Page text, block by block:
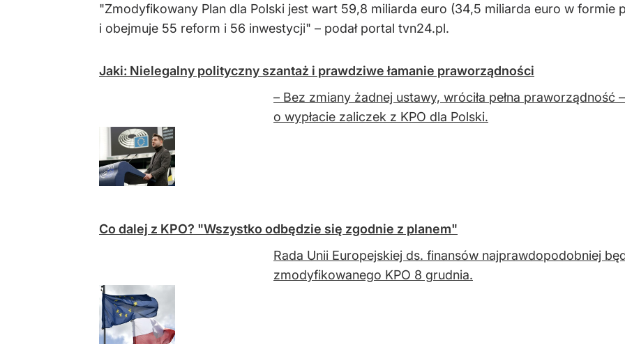
"Zmodyfikowany Plan dla Polski jest wart 59,8 miliarda euro (34,5 miliarda euro w formie
i obejmuje 55 reform i 56 inwestycji" – podał portal tvn24.pl.
Jaki: Nielegalny polityczny szantaż i prawdziwe łamanie praworządności
– Bez zmiany żadnej ustawy, wróciła pełna praworządność
o wypłacie zaliczek z KPO dla Polski.
Co dalej z KPO? "Wszystko odbędzie się zgodnie z planem"
Rada Unii Europejskiej ds. finansów najprawdopodobniej
zmodyfikowanego KPO 8 grudnia.